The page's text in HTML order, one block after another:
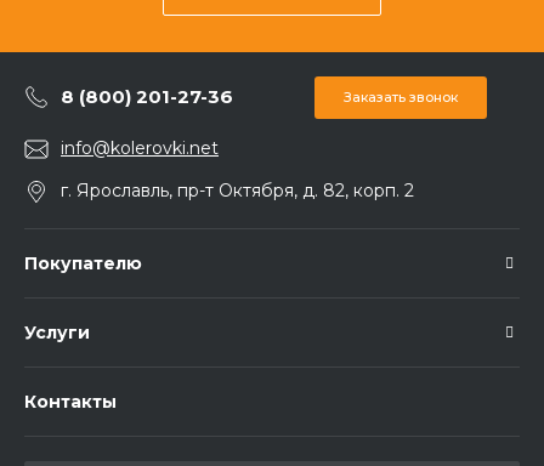
8 (800) 201-27-36 Заказать звонок
info@kolerovki.net
г. Ярославль, пр-т Октября, д. 82, корп. 2
Покупателю
Услуги
Контакты